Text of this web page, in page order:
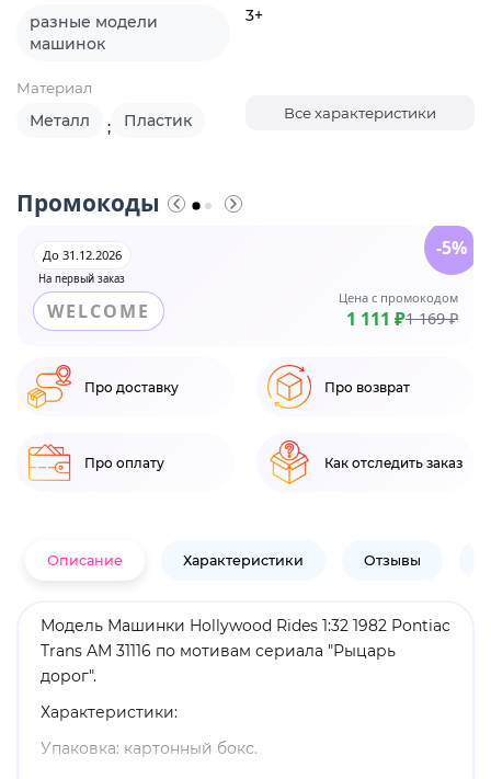
разные модели
машинок
3+
Материал
Металл ; Пластик Все характеристики
Промокоды
На первый заказ
До 31.12.2026
WELCOME
Цена с промокодом
1 111 ₽1 169 ₽
-5%
Про доставку Про возврат
Про оплату Как отследить заказ
Описание Характеристики Отзывы
Модель Машинки Hollywood Rides 1:32 1982 Pontiac
Trans AM 31116 по мотивам сериала "Рыцарь
дорог".
Характеристики:
Упаковка: картонный бокс.